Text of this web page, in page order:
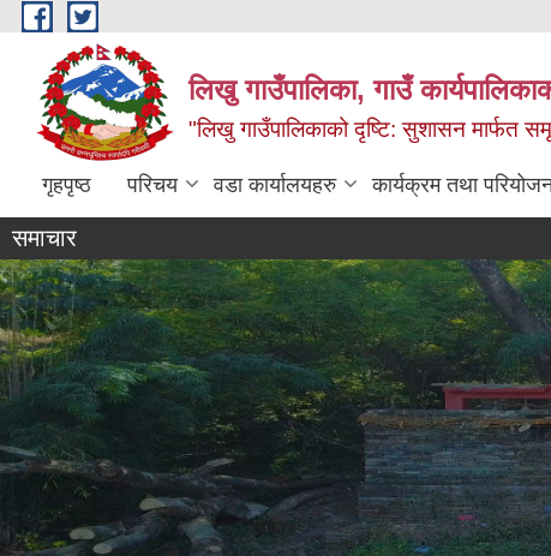
Skip to main content
लिखु गाउँपालिका, गाउँ
"लिखु गाउँपालिकाको दृष्टि: सुशासन मार्फत
गृहपृष्ठ परिचय वडा कार्यालयहरु कार्यक्रम तथा
समाचार